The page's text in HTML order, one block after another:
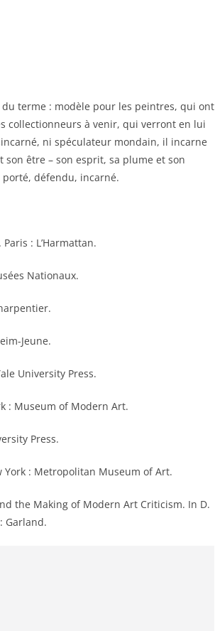
terme : modèle pour les peintres, qui ont
collectionneurs à venir, qui verront en lui
ni spéculateur mondain, il incarne
son être – son esprit, sa plume et son
porté, défendu, incarné.
: L’Harmattan.
Nationaux.
Jeune.
University Press.
: Museum of Modern Art.
Press.
York : Metropolitan Museum of Art.
the Making of Modern Art Criticism. In D.
Garland.